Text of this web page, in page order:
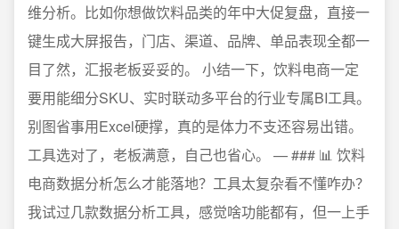
维分析。比如你想做饮料品类的年中大促复盘，直接一
键生成大屏报告，门店、渠道、品牌、单品表现全都一
目了然，汇报老板妥妥的。 小结一下，饮料电商一定
要用能细分SKU、实时联动多平台的行业专属BI工具。
别图省事用Excel硬撑，真的是体力不支还容易出错。
工具选对了，老板满意，自己也省心。 — ### 📊 饮料
电商数据分析怎么才能落地？工具太复杂看不懂咋办？
我试过几款数据分析工具，感觉啥功能都有，但一上手